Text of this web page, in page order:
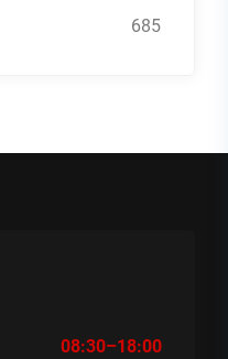
685
08:30–18:00